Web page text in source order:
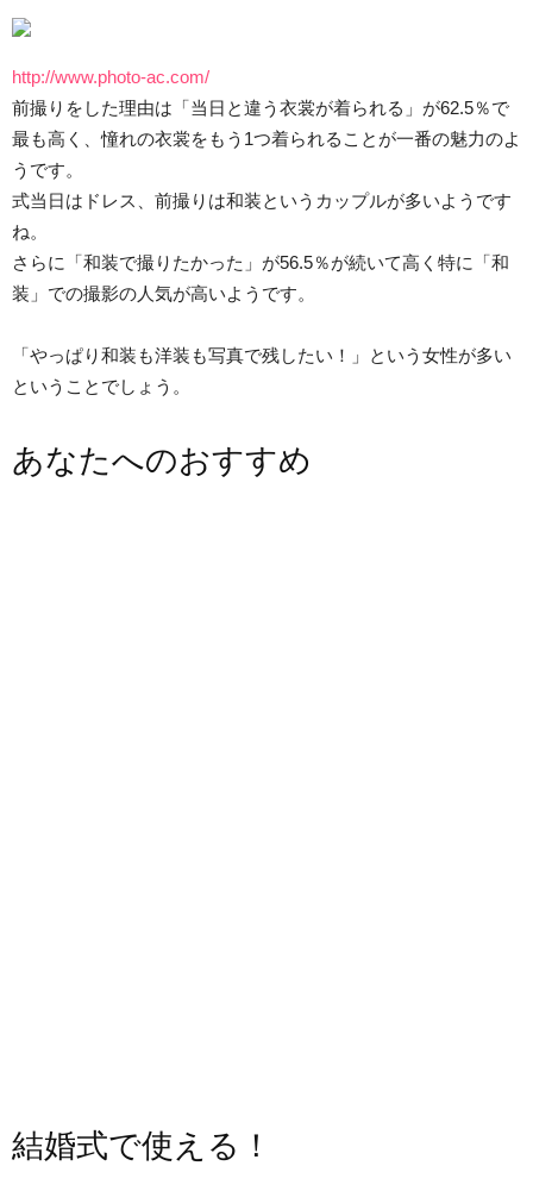
http://www.photo-ac.com/
前撮りをした理由は「当日と違う衣裳が着られる」が62.5％で
最も高く、憧れの衣裳をもう1つ着られることが一番の魅力のよ
うです。
式当日はドレス、前撮りは和装というカップルが多いようです
ね。
さらに「和装で撮りたかった」が56.5％が続いて高く特に「和
装」での撮影の人気が高いようです。
「やっぱり和装も洋装も写真で残したい！」という女性が多い
ということでしょう。
あなたへのおすすめ
結婚式で使える！